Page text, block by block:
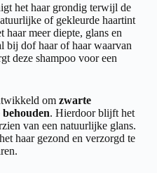
het haar grondig terwijl de
of gekleurde haartint
meer diepte, glans en
bij dof haar of haar waarvan
deze shampoo voor een
om zwarte
. Hierdoor blijft het
van een natuurlijke glans.
haar gezond en verzorgd te